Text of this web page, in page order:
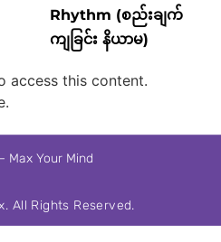
Rhythm (စည်းချက်
ကျခြင်း နိယာမ)
access this content.
Max Your Mind
. All Rights Reserved.